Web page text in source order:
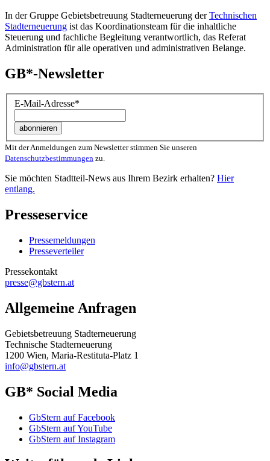
In der Gruppe Gebietsbetreuung Stadterneuerung derTechnischen
Stadterneuerung ist das Koordinationsteam für die inhaltliche
Steuerung und fachliche Begleitung verantwortlich, das Referat
Administration für alle operativen und administrativen Belange.
GB*-Newsletter
E-Mail-Adresse*
Mit der Anmeldungen zum Newsletter stimmen Sie unseren
Datenschutzbestimmungen zu.
Sie möchten Stadtteil-News aus Ihrem Bezirk erhalten? Hier
entlang.
Presseservice
Pressemeldungen
Presseverteiler
Pressekontakt
presse@gbstern.at
Allgemeine Anfragen
Gebietsbetreuung Stadterneuerung
Technische Stadterneuerung
1200 Wien, Maria-Restituta-Platz 1
info@gbstern.at
GB* Social Media
GbStern auf Facebook
GbStern auf YouTube
GbStern auf Instagram